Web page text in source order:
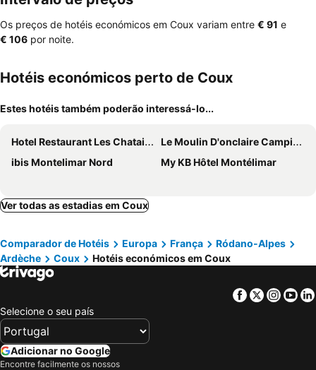
Os preços de hotéis económicos em Coux variam entre ‎€ 91 e
‎€ 106 por noite.
Hotéis económicos perto de Coux
Estes hotéis também poderão interessá-lo...
Hotel Restaurant Les Chataigniers
Le Moulin D'onclaire Camping et chambres d'hôtes
ibis Montelimar Nord
My KB Hôtel Montélimar
Ver todas as estadias em Coux
Comparador de Hotéis Europa França
Ródano-Alpes
Ardèche
Coux Hotéis económicos em Coux
Facebook
Twitter
Selecione o seu país
Adicionar no Google
Encontre facilmente os nossos